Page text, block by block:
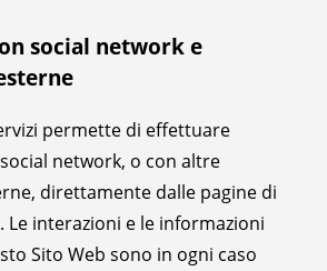
social network e
permette di effettuare
network, o con altre
direttamente dalle pagine di
Le interazioni e le informazioni
Sito Web sono in ogni caso